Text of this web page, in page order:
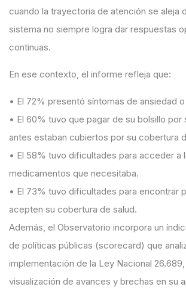
cuando la trayectoria de atención se aleja
sistema no siempre logra dar respuestas
continuas.
En ese contexto, el informe refleja que:
• El 72% presentó síntomas de ansiedad
• El 60% tuvo que pagar de su bolsillo por
antes estaban cubiertos por su cobertura
• El 58% tuvo dificultades para acceder a
medicamentos que necesitaba.
• El 73% tuvo dificultades para encontrar
acepten su cobertura de salud.
Además, el Observatorio incorpora un
de políticas públicas (scorecard) que
implementación de la Ley Nacional 26.689
visualización de avances y brechas en su